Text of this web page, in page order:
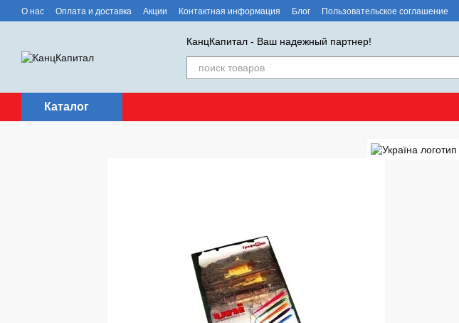
Перейти к основному контенту
О нас Оплата и доставка Акции Контактная информация Блог Пользовательское соглашение
КанцКапитал - Ваш надежный партнер!
Каталог